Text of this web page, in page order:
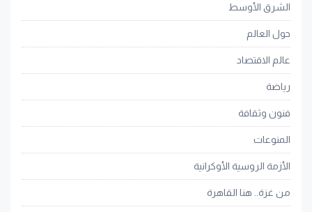
الشرق الأوسط
حول العالم
عالم الاقتصاد
رياضة
فنون وثقافة
المنوعات
الأزمة الروسية الأوكرانية
من غزة.. هنا القاهرة